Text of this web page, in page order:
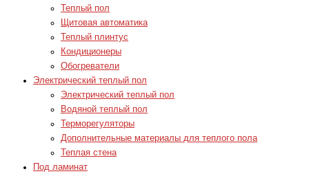
Теплый пол
Щитовая автоматика
Теплый плинтус
Кондиционеры
Обогреватели
Электрический теплый пол
Электрический теплый пол
Водяной теплый пол
Терморегуляторы
Дополнительные материалы для теплого пола
Теплая стена
Под ламинат